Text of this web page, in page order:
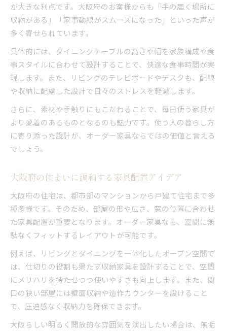
が大きな利点です。大阪府のお客様からも「手の届く場所に
収納がある」「家事動線がスムーズになった」といった声が
多く寄せられています。
具体的には、ダイニングテーブルの高さや幅を家族構成や食
事スタイルに合わせて設計することで、快適な食事時間が実
現します。また、リビングのテレビボードやデスクも、配線
や収納に配慮した設計で日々のストレスを軽減します。
さらに、素材や手触りにもこだわることで、毎日使う家具が
より愛着のあるものとなるのも魅力です。使う人の暮らし方
に寄り添った設計が、オーダー家具ならではの価値と言える
でしょう。
大阪府の住まいに調和する家具配置アイデア
大阪府の住宅は、都市部のマンションから戸建て住宅まで多
種多様です。そのため、部屋の形や広さ、窓の位置に合わせ
た家具配置が重要となります。オーダー家具なら、空間に無
駄なくフィットするレイアウトが可能です。
例えば、リビングとダイニングを一体化したオープン空間で
は、仕切りの役割も果たす収納家具を設計することで、空間
にメリハリを持たせつつ使いやすさも向上します。また、間
口の狭い部屋には壁面収納や造作カウンターを設けること
で、圧迫感なく収納力を確保できます。
大阪らしい明るく開放的な雰囲気を演出したい場合は、無垢